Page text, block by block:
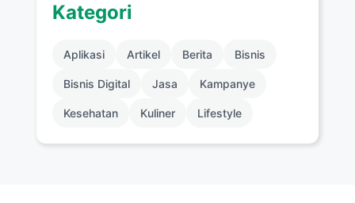
Kategori
Aplikasi Artikel Berita Bisnis
Bisnis Digital Jasa Kampanye
Kesehatan Kuliner Lifestyle